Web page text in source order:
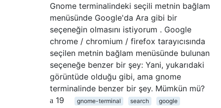
Gnome terminalindeki seçili metnin bağlam
menüsünde Google'da Ara gibi bir
seçeneğin olmasını istiyorum . Google
chrome / chromium / firefox tarayıcısında
seçilen metnin bağlam menüsünde bulunan
seçeneğe benzer bir şey: Yani, yukarıdaki
görüntüde olduğu gibi, ama gnome
terminalinde benzer bir şey. Mümkün mü?
19
gnome-terminal search google